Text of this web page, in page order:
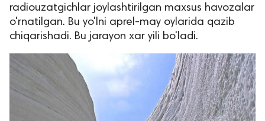
защищены.
radiouzatgichlar joylashtirilgan maxsus havozalar
o'rnatilgan. Bu yo'lni aprel-may oylarida qazib
chiqarishadi. Bu jarayon xar yili bo'ladi.